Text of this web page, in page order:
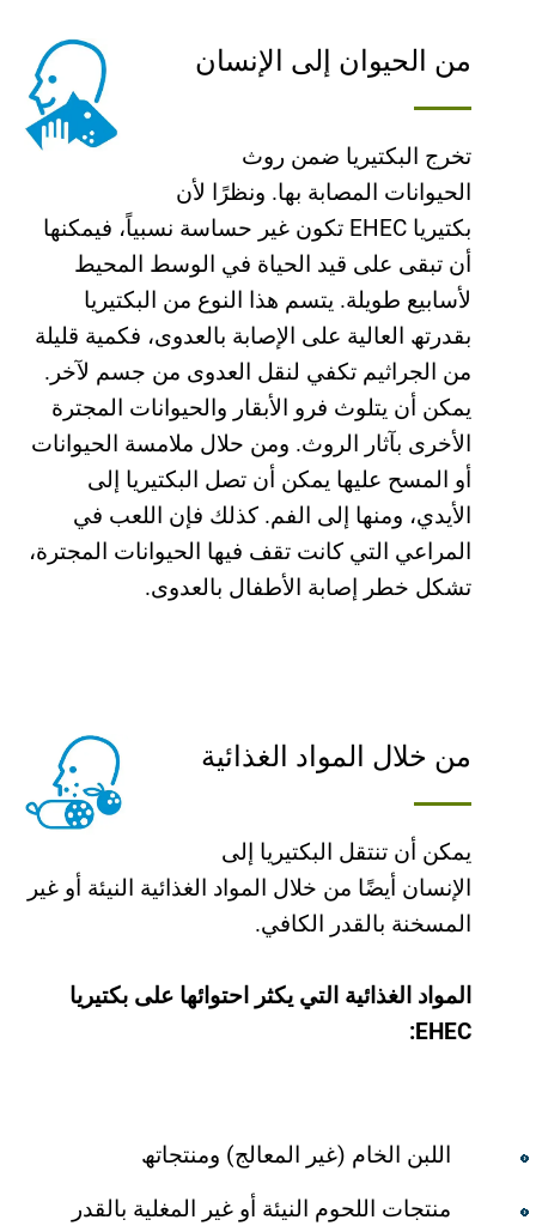
من الحیوان إلى الإنسان
تخرج البكتیریا ضمن روث
الحیوانات المصابة بھا. ونظرًا لأن
بكتیریا EHEC تكون غیر حساسة نسبیاً، فیمكنھا
أن تبقى على قید الحیاة في الوسط المحیط
لأسابیع طویلة. یتسم ھذا النوع من البكتیریا
بقدرتھ العالیة على الإصابة بالعدوى، فكمیة قلیلة
من الجراثیم تكفي لنقل العدوى من جسم لآخر.
یمكن أن یتلوث فرو الأبقار والحیوانات المجترة
الأخرى بآثار الروث. ومن حلال ملامسة الحیوانات
أو المسح علیھا یمكن أن تصل البكتیریا إلى
الأیدي، ومنھا إلى الفم. كذلك فإن اللعب في
المراعي التي كانت تقف فیھا الحیوانات المجترة،
تشكل خطر إصابة الأطفال بالعدوى.
من خلال المواد الغذائیة
یمكن أن تنتقل البكتیریا إلى
الإنسان أیضًا من خلال المواد الغذائیة النیئة أو غیر
المسخنة بالقدر الكافي.
المواد الغذائیة التي یكثر احتوائھا على بكتیریا
EHEC:
اللبن الخام (غیر المعالج) ومنتجاتھ
منتجات اللحوم النیئة أو غیر المغلیة بالقدر